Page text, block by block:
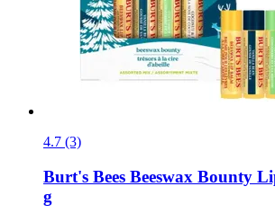
4.7 (3)
Burt's Bees Beeswax Bounty
g